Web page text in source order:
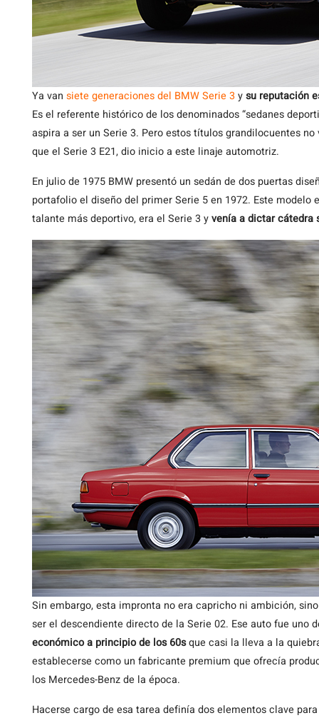
Ya van siete generaciones del BMW Serie 3ysu reputación
Es el referente histórico de los denominados “sedanes
aspira a ser un Serie 3. Pero estos títulos grandilocuentes
que el Serie 3 E21, dio inicio a este linaje automotriz.
En julio de 1975 BMW presentó un sedán de dos puertas
portafolio el diseño del primer Serie 5 en 1972. Este
talante más deportivo, era el Serie 3 yvenía a dictar cátedra
Sin embargo, esta impronta no era capricho ni ambición,
ser el descendiente directo de la Serie 02. Ese auto fue uno
económico a principio de los 60sque casi la lleva a la
establecerse como un fabricante premium que ofrecía
los Mercedes-Benz de la época.
Hacerse cargo de esa tarea definía dos elementos clave